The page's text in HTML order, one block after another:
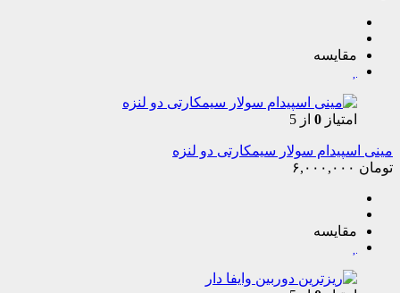
مقایسه
امتیاز 0 از 5
مینی اسپیدام سولار سیمکارتی دو لنزه
تومان
مقایسه